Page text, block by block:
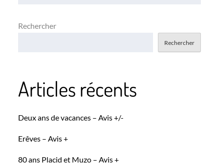
Rechercher
Rechercher
Articles récents
Deux ans de vacances – Avis +/-
Erêves – Avis +
80 ans Placid et Muzo – Avis +